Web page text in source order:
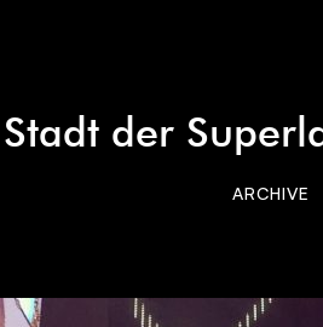
der
ARCHIVE